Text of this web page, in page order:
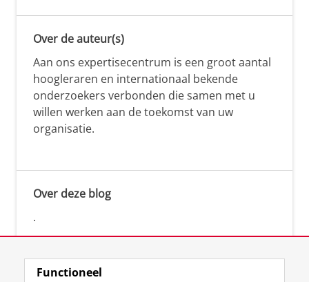
Over de auteur(s)
Aan ons expertisecentrum is een groot aantal
hoogleraren en internationaal bekende
onderzoekers verbonden die samen met u
willen werken aan de toekomst van uw
organisatie.
Over deze blog
.
Functioneel